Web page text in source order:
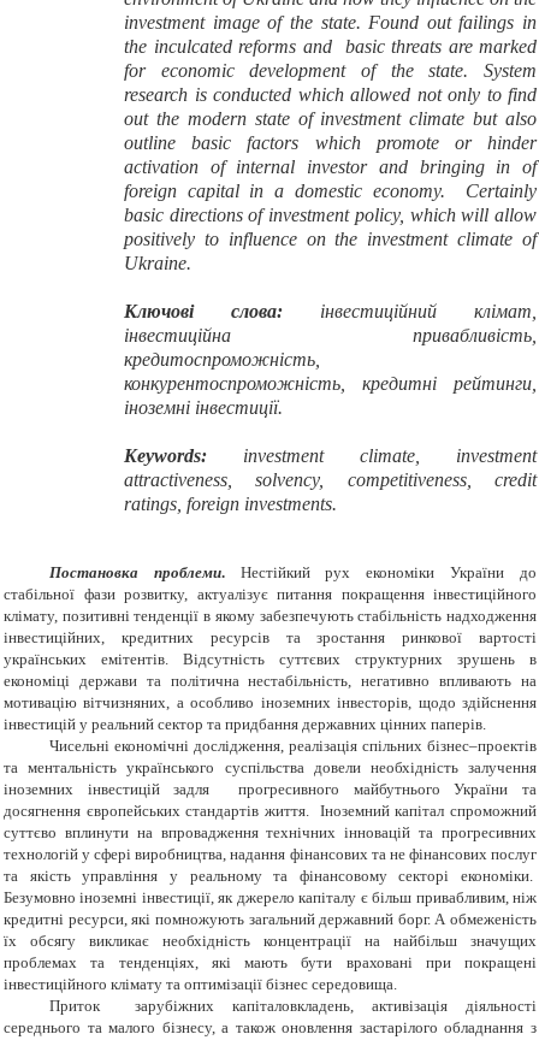
investment image of the state. Found out failings in
the inculcated reforms and basic threats are marked
for economic development of the state. System
research is conducted which allowed not only to find
out the modern state of investment climate but also
outline basic factors which promote or hinder
activation of internal investor and bringing in of
foreign capital in a domestic economy. Certainly
basic directions of investment policy, which will allow
positively to influence on the investment climate of
Ukraine.
Ключові слова: інвестиційний клімат,
інвестиційна привабливість,
кредитоспроможність,
конкурентоспроможність, кредитні рейтинги,
іноземні інвестиції.
Keywords: investment climate, investment
attractiveness, solvency, competitiveness, credit
ratings, foreign investments.
Постановка проблеми.
Нестійкий рух економіки України до
стабільної фази розвитку, актуалізує питання покращення інвестиційного
клімату, позитивні тенденції в якому забезпечують стабільність надходження
інвестиційних, кредитних ресурсів та зростання ринкової вартості
українських емітентів. Відсутність суттєвих структурних зрушень в
економіці держави та політична нестабільність, негативно впливають на
мотивацію вітчизняних, а особливо іноземних інвесторів, щодо здійснення
інвестицій у реальний сектор та придбання державних цінних паперів.
Чисельні економічні дослідження, реалізація спільних бізнес–проектів
та ментальність українського суспільства довели необхідність залучення
іноземних інвестицій задля прогресивного майбутнього України та
досягнення європейських стандартів життя. Іноземний капітал спроможний
суттєво вплинути на впровадження технічних інновацій та прогресивних
технологій у сфері виробництва, надання фінансових та не фінансових послуг
та якість управління у реальному та фінансовому секторі економіки.
Безумовно іноземні інвестиції, як джерело капіталу є більш привабливим, ніж
кредитні ресурси, які помножують загальний державний борг. А обмеженість
їх обсягу викликає необхідність концентрації на найбільш значущих
проблемах та тенденціях, які мають бути враховані при покращені
інвестиційного клімату та оптимізації бізнес середовища.
Приток зарубіжних капіталовкладень, активізація діяльності
середнього та малого бізнесу, а також оновлення застарілого обладнання з